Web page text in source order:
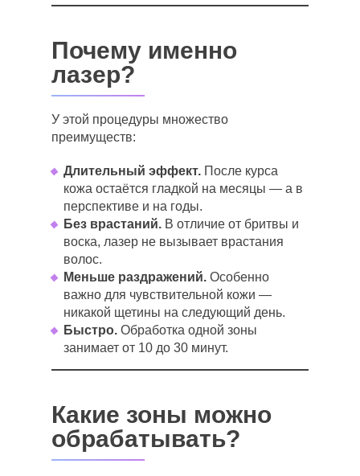
Почему именно
лазер?
У этой процедуры множество
преимуществ:
Длительный эффект. После курса
кожа остаётся гладкой на месяцы — а в
перспективе и на годы.
Без врастаний. В отличие от бритвы и
воска, лазер не вызывает врастания
волос.
Меньше раздражений. Особенно
важно для чувствительной кожи —
никакой щетины на следующий день.
Быстро. Обработка одной зоны
занимает от 10 до 30 минут.
Какие зоны можно
обрабатывать?